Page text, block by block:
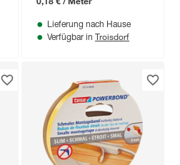
Lieferung nach Hause
Verfügbar in Troisdorf